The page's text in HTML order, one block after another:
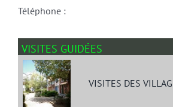
Téléphone :
VISITES GUIDÉES
VISITES DES